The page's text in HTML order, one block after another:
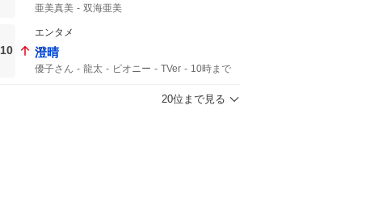
亜美真美 双海亜美
10
エンタメ
澄晴
優子さん 龍太 ピオニー TVer
10時まで
20位まで見る